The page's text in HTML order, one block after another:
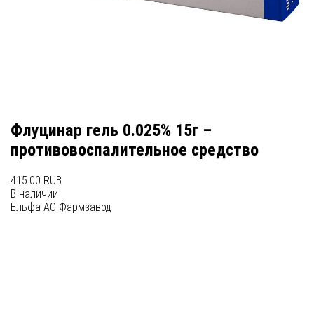
Флуцинар гель 0.025% 15г –
противовоспалительное средство
415.00 RUB
В наличии
Ельфа АО Фармзавод